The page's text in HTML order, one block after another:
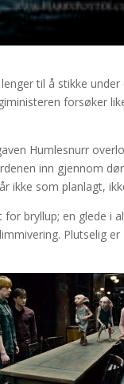
til å stikke
forsøker
Humlesnurr
inn gjennom
ikke som planlagt,
bryllup; en glede i
Plutselig